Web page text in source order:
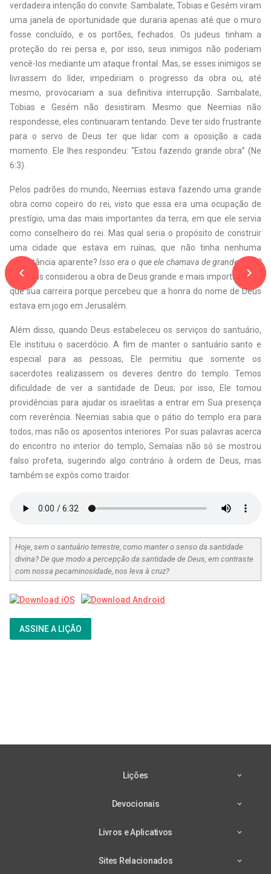
navigate_before
verdadeira intenção do convite. Sambalate, Tobias e Gesém viram
uma janela de oportunidade que duraria apenas até que o muro
fosse concluído, e os portões, fechados. Os judeus tinham a
proteção do rei persa e, por isso, seus inimigos não poderiam
vencê-los mediante um ataque frontal. Mas, se esses inimigos se
livrassem do líder, impediriam o progresso da obra ou, até
mesmo, provocariam a sua definitiva interrupção. Sambalate,
Tobias e Gesém não desistiram. Mesmo que Neemias não
respondesse, eles continuaram tentando. Deve ter sido frustrante
para o servo de Deus ter que lidar com a oposição a cada
momento. Ele lhes respondeu: “Estou fazendo grande obra” (Ne
6:3).
Pelos padrões do mundo, Neemias estava fazendo uma grande
obra como copeiro do rei, visto que essa era uma ocupação de
prestígio, uma das mais importantes da terra, em que ele servia
como conselheiro do rei. Mas qual seria o propósito de construir
uma cidade que estava em ruínas, que não tinha nenhuma
importância aparente?Isso era o que ele chamava de grande obra?
Neemias considerou a obra de Deus grande e mais importante do
que sua carreira porque percebeu que a honra do nome de Deus
estava em jogo em Jerusalém.
Além disso, quando Deus estabeleceu os serviços do santuário,
Ele instituiu o sacerdócio. A fim de manter o santuário santo e
especial para as pessoas, Ele permitiu que somente os
sacerdotes realizassem os deveres dentro do templo. Temos
dificuldade de ver a santidade de Deus; por isso, Ele tomou
providências para ajudar os israelitas a entrar em Sua presença
com reverência. Neemias sabia que o pátio do templo era para
todos, mas não os aposentos interiores. Por suas palavras acerca
do encontro no interior do templo, Semaías não só se mostrou
falso profeta, sugerindo algo contrário à ordem de Deus, mas
também se expôs como traidor.
Hoje, sem o santuário terrestre, como manter o senso da santidade
divina? De que modo a percepção da santidade de Deus, em contraste
com nossa pecaminosidade, nos leva à cruz?
ASSINE A LIÇÃO
navigate_next
Lições
Devocionais
Livros e Aplicativos
Sites Relacionados